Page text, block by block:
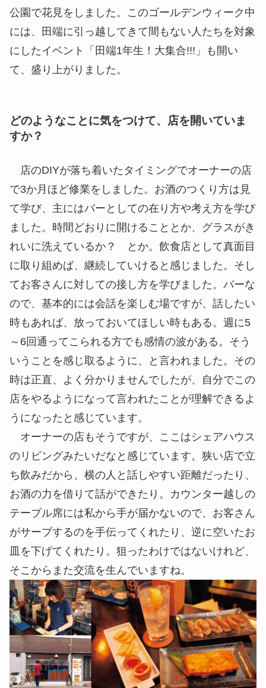
公園で花見をしました。このゴールデンウィーク中
には、田端に引っ越してきて間もない人たちを対象
にしたイベント「田端1年生！大集合!!!」も開い
て、盛り上がりました。
どのようなことに気をつけて、店を開いていま
すか？
店のDIYが落ち着いたタイミングでオーナーの店
で3か月ほど修業をしました。お酒のつくり方は見
て学び、主にはバーとしての在り方や考え方を学び
ました。時間どおりに開けることとか、グラスがき
れいに洗えているか？ とか。飲食店として真面目
に取り組めば、継続していけると感じました。そし
てお客さんに対しての接し方を学びました。バーな
ので、基本的には会話を楽しむ場ですが、話したい
時もあれば、放っておいてほしい時もある。週に5
～6回通ってこられる方でも感情の波がある。そう
いうことを感じ取るように、と言われました。その
時は正直、よく分かりませんでしたが、自分でこの
店をやるようになって言われたことが理解できるよ
うになったと感じています。
オーナーの店もそうですが、ここはシェアハウス
のリビングみたいだなと感じています。狭い店で立
ち飲みだから、横の人と話しやすい距離だったり、
お酒の力を借りて話ができたり。カウンター越しの
テーブル席には私から手が届かないので、お客さん
がサーブするのを手伝ってくれたり、逆に空いたお
皿を下げてくれたり。狙ったわけではないけれど、
そこからまた交流を生んでいますね。